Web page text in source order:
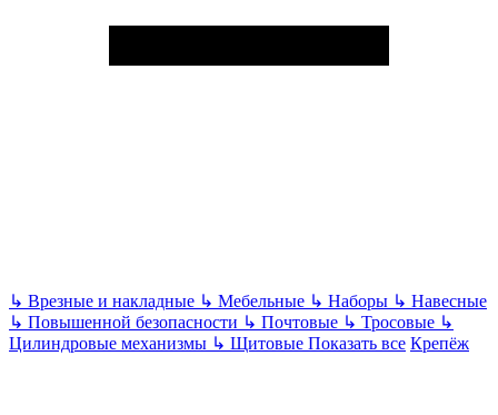
↳ Врезные и накладные ↳ Мебельные ↳ Наборы ↳ Навесные
↳ Повышенной безопасности ↳ Почтовые ↳ Тросовые ↳
Цилиндровые механизмы ↳ Щитовые Показать все Крепёж